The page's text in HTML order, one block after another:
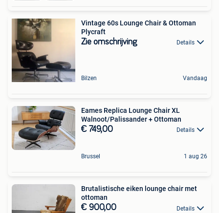
Vintage 60s Lounge Chair & Ottoman
Plycraft
Zie omschrijving Details
Bilzen Vandaag
Eames Replica Lounge Chair XL
Walnoot/Palissander + Ottoman
€ 749,00 Details
Brussel 1 aug 26
Brutalistische eiken lounge chair met
ottoman
€ 900,00 Details